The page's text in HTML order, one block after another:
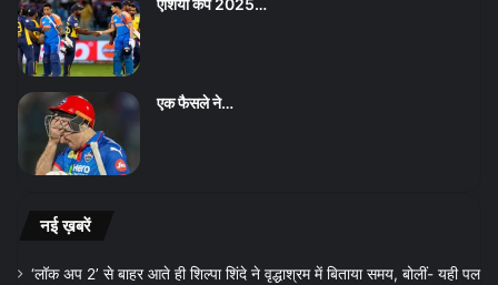
एशिया कप 2025…
एक फैसले ने…
नई ख़बरें
‘लॉक अप 2’ से बाहर आते ही शिल्पा शिंदे ने वृद्धाश्रम में बिताया समय, बोलीं- यही पल